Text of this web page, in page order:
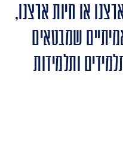
או חיות ארצנו,
שמבטאים
ותלמידות